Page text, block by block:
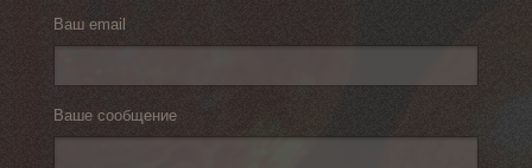
Ваш email
Ваше сообщение